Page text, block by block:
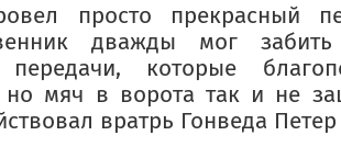
просто прекрасный
дважды мог
передачи, которые
но мяч в ворота так и не
вратрь Гонведа